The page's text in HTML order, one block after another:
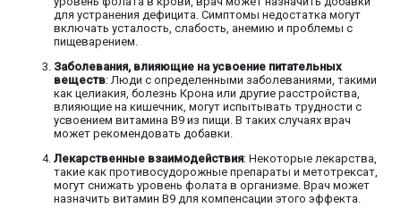
для устранения дефицита. Симптомы недостатка могут
включать усталость, слабость, анемию и проблемы с
пищеварением.
Заболевания, влияющие на усвоение питательных
веществ: Люди с определенными заболеваниями, такими
как целиакия, болезнь Крона или другие расстройства,
влияющие на кишечник, могут испытывать трудности с
усвоением витамина В9 из пищи. В таких случаях врач
может рекомендовать добавки.
Лекарственные взаимодействия: Некоторые лекарства,
такие как противосудорожные препараты и метотрексат,
могут снижать уровень фолата в организме. Врач может
назначить витамин В9 для компенсации этого эффекта.